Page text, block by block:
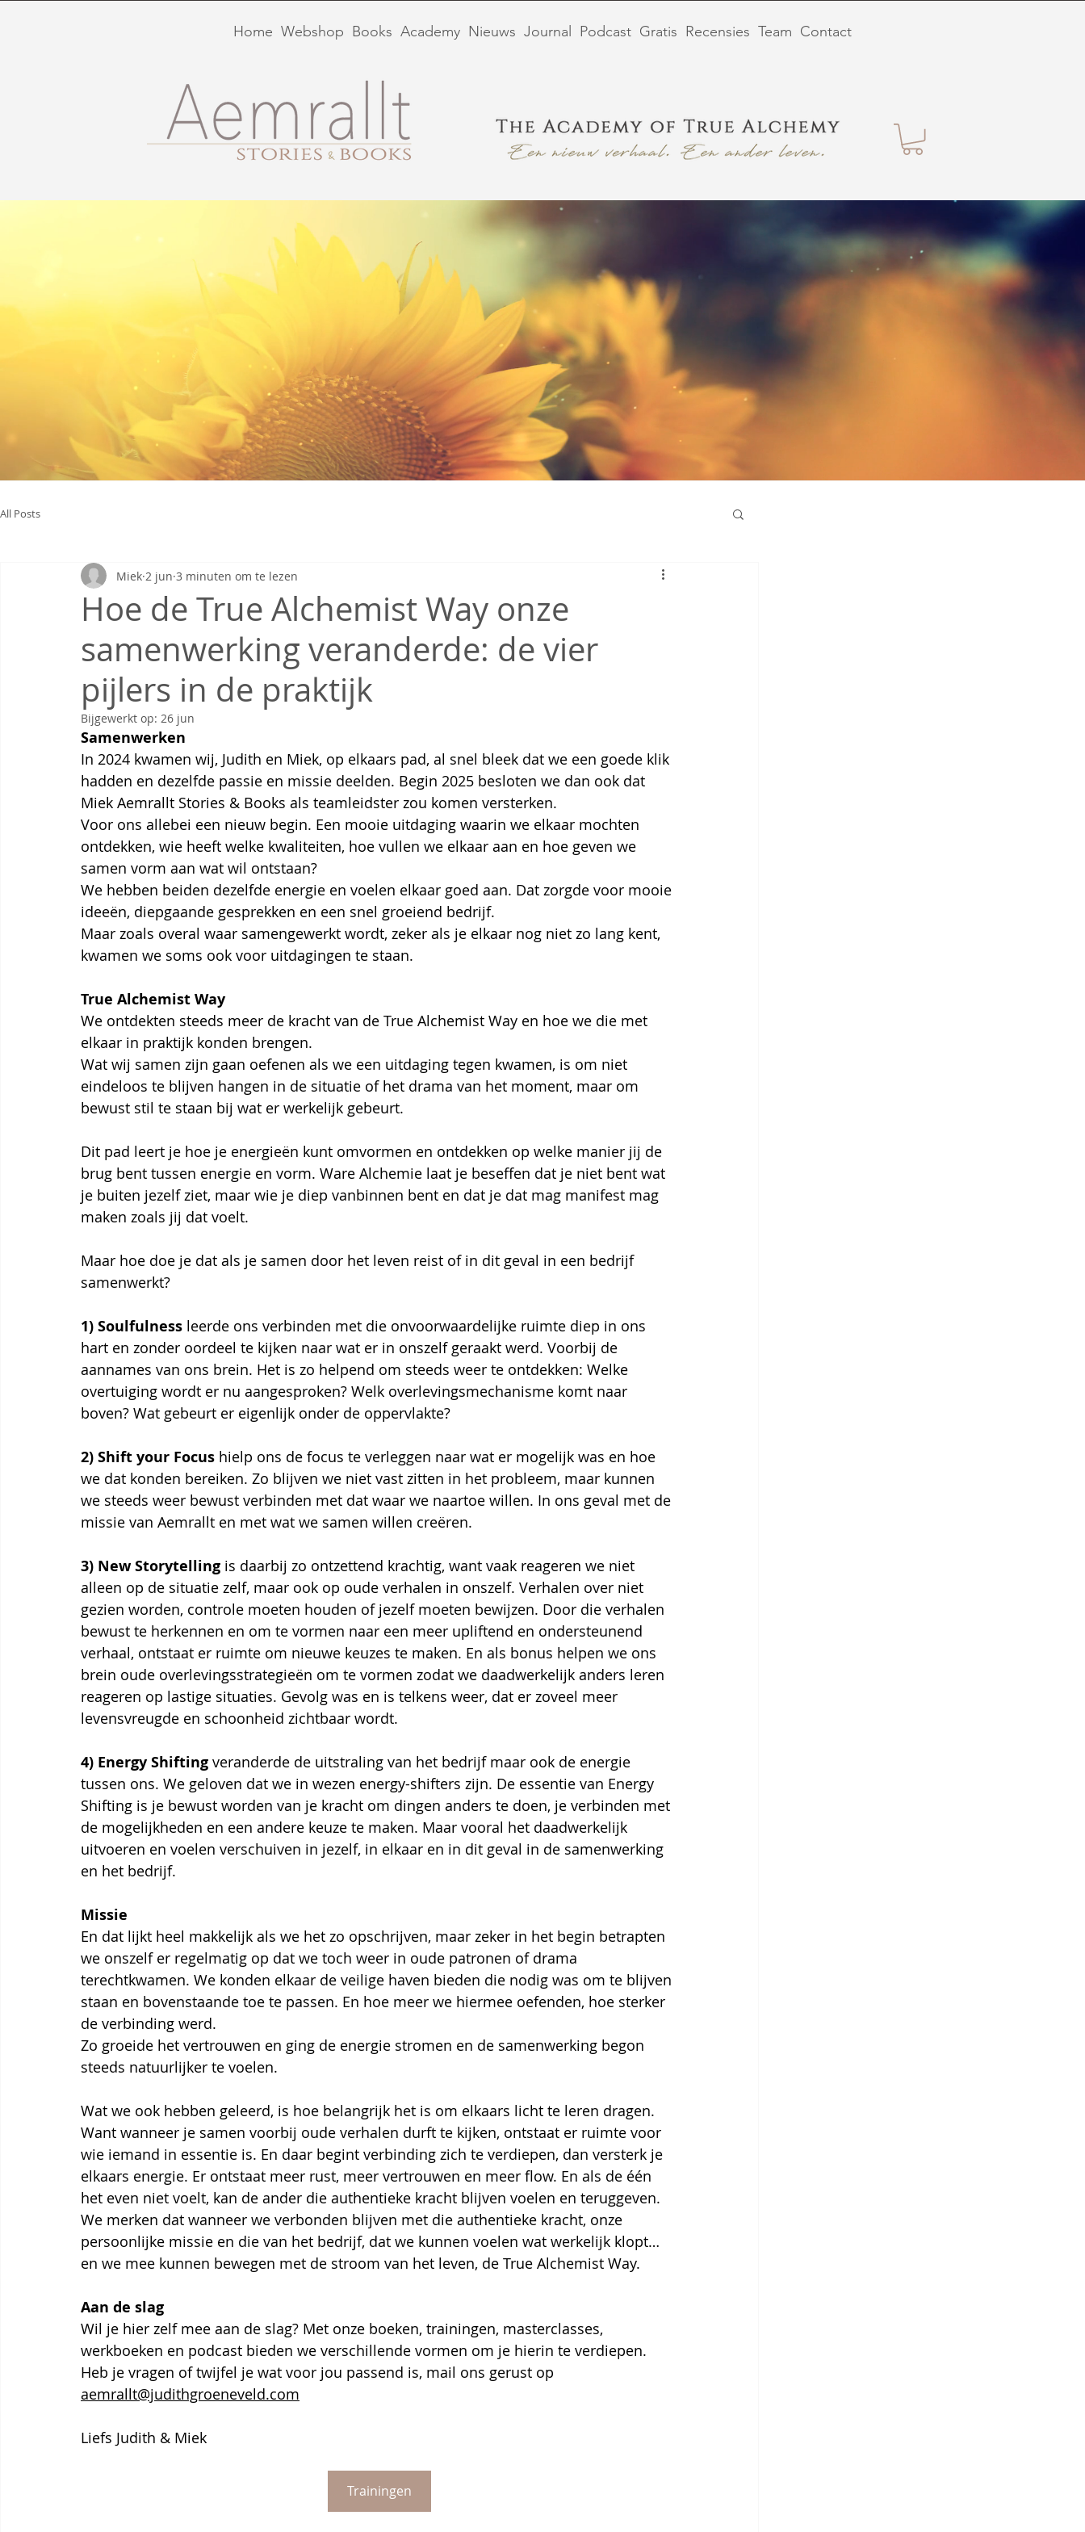
Home Webshop Books Academy Nieuws Journal Podcast Gratis Recensies Team Contact
All Posts
Hoe de True Alchemist Way onze
samenwerking veranderde: de vier
pijlers in de praktijk
Miek 2 jun 3 minuten om te lezen
Bijgewerkt op: 26 jun
Samenwerken
In 2024 kwamen wij, Judith en Miek, op elkaars pad, al snel bleek dat we een goede klik
hadden en dezelfde passie en missie deelden. Begin 2025 besloten we dan ook dat
Miek Aemrallt Stories & Books als teamleidster zou komen versterken.
Voor ons allebei een nieuw begin. Een mooie uitdaging waarin we elkaar mochten
ontdekken, wie heeft welke kwaliteiten, hoe vullen we elkaar aan en hoe geven we
samen vorm aan wat wil ontstaan?
We hebben beiden dezelfde energie en voelen elkaar goed aan. Dat zorgde voor mooie
ideeën, diepgaande gesprekken en een snel groeiend bedrijf.
Maar zoals overal waar samengewerkt wordt, zeker als je elkaar nog niet zo lang kent,
kwamen we soms ook voor uitdagingen te staan.
True Alchemist Way
We ontdekten steeds meer de kracht van de True Alchemist Way en hoe we die met
elkaar in praktijk konden brengen.
Wat wij samen zijn gaan oefenen als we een uitdaging tegen kwamen, is om niet
eindeloos te blijven hangen in de situatie of het drama van het moment, maar om
bewust stil te staan bij wat er werkelijk gebeurt.
Dit pad leert je hoe je energieën kunt omvormen en ontdekken op welke manier jij de
brug bent tussen energie en vorm. Ware Alchemie laat je beseffen dat je niet bent wat
je buiten jezelf ziet, maar wie je diep vanbinnen bent en dat je dat mag manifest mag
maken zoals jij dat voelt.
Maar hoe doe je dat als je samen door het leven reist of in dit geval in een bedrijf
samenwerkt?
1) Soulfulness leerde ons verbinden met die onvoorwaardelijke ruimte diep in ons
hart en zonder oordeel te kijken naar wat er in onszelf geraakt werd. Voorbij de
aannames van ons brein. Het is zo helpend om steeds weer te ontdekken: Welke
overtuiging wordt er nu aangesproken? Welk overlevingsmechanisme komt naar
boven? Wat gebeurt er eigenlijk onder de oppervlakte?
2) Shift your Focus hielp ons de focus te verleggen naar wat er mogelijk was en hoe
we dat konden bereiken. Zo blijven we niet vast zitten in het probleem, maar kunnen
we steeds weer bewust verbinden met dat waar we naartoe willen. In ons geval met de
missie van Aemrallt en met wat we samen willen creëren.
3) New Storytelling is daarbij zo ontzettend krachtig, want vaak reageren we niet
alleen op de situatie zelf, maar ook op oude verhalen in onszelf. Verhalen over niet
gezien worden, controle moeten houden of jezelf moeten bewijzen. Door die verhalen
bewust te herkennen en om te vormen naar een meer upliftend en ondersteunend
verhaal, ontstaat er ruimte om nieuwe keuzes te maken. En als bonus helpen we ons
brein oude overlevingsstrategieën om te vormen zodat we daadwerkelijk anders leren
reageren op lastige situaties. Gevolg was en is telkens weer, dat er zoveel meer
levensvreugde en schoonheid zichtbaar wordt.
4) Energy Shifting veranderde de uitstraling van het bedrijf maar ook de energie
tussen ons. We geloven dat we in wezen energy-shifters zijn. De essentie van Energy
Shifting is je bewust worden van je kracht om dingen anders te doen, je verbinden met
de mogelijkheden en een andere keuze te maken. Maar vooral het daadwerkelijk
uitvoeren en voelen verschuiven in jezelf, in elkaar en in dit geval in de samenwerking
en het bedrijf.
Missie
En dat lijkt heel makkelijk als we het zo opschrijven, maar zeker in het begin betrapten
we onszelf er regelmatig op dat we toch weer in oude patronen of drama
terechtkwamen. We konden elkaar de veilige haven bieden die nodig was om te blijven
staan en bovenstaande toe te passen. En hoe meer we hiermee oefenden, hoe sterker
de verbinding werd.
Zo groeide het vertrouwen en ging de energie stromen en de samenwerking begon
steeds natuurlijker te voelen.
Wat we ook hebben geleerd, is hoe belangrijk het is om elkaars licht te leren dragen.
Want wanneer je samen voorbij oude verhalen durft te kijken, ontstaat er ruimte voor
wie iemand in essentie is. En daar begint verbinding zich te verdiepen, dan versterk je
elkaars energie. Er ontstaat meer rust, meer vertrouwen en meer flow. En als de één
het even niet voelt, kan de ander die authentieke kracht blijven voelen en teruggeven.
We merken dat wanneer we verbonden blijven met die authentieke kracht, onze
persoonlijke missie en die van het bedrijf, dat we kunnen voelen wat werkelijk klopt…
en we mee kunnen bewegen met de stroom van het leven, de True Alchemist Way.
Aan de slag
Wil je hier zelf mee aan de slag? Met onze boeken, trainingen, masterclasses,
werkboeken en podcast bieden we verschillende vormen om je hierin te verdiepen.
Heb je vragen of twijfel je wat voor jou passend is, mail ons gerust op
aemrallt@judithgroeneveld.com
Liefs Judith & Miek
Trainingen